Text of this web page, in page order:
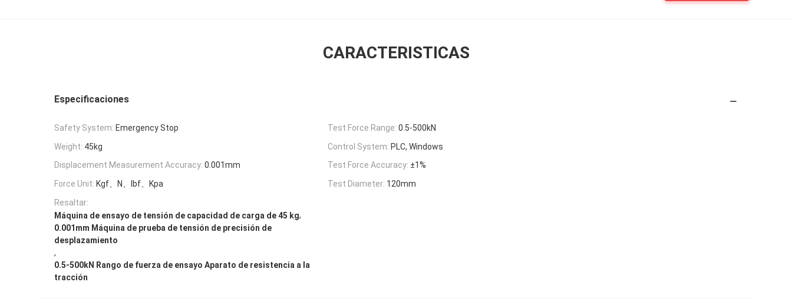
CARACTERISTICAS
Especificaciones
Safety System: Emergency Stop Test Force Range: 0.5-500kN
Weight: 45kg Control System: PLC, Windows
Displacement Measurement Accuracy: 0.001mm Test Force Accuracy: ±1%
Force Unit: Kgf、N、lbf、Kpa Test Diameter: 120mm
Resaltar:
Máquina de ensayo de tensión de capacidad de carga de 45 kg,
0.001mm Máquina de prueba de tensión de precisión de
desplazamiento
,
0.5-500kN Rango de fuerza de ensayo Aparato de resistencia a la
tracción